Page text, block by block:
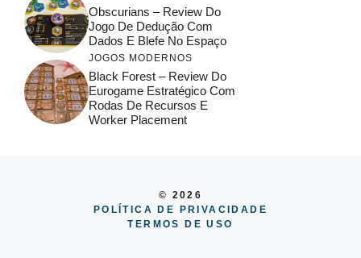
Obscurians – Review Do
Jogo De Dedução Com
Dados E Blefe No Espaço
JOGOS MODERNOS
Black Forest – Review Do
Eurogame Estratégico Com
Rodas De Recursos E
Worker Placement
© 2026
POLÍTICA DE PRIVACIDADE
TERMOS DE USO